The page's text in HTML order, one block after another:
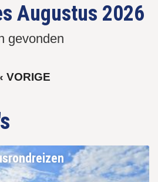
Augustus 2026
gevonden
VORIGE